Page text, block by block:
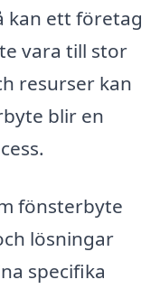
kan ett företag
vara till stor
resurser kan
blir en
fönsterbyte
lösningar
specifika